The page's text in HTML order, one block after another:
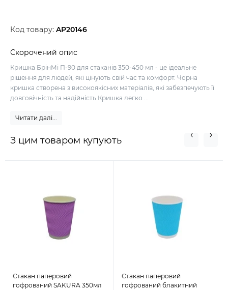
Код товару: AP20146
Скорочений опис
Кришка БрінМі П-90 для стаканів 350-450 мл - це ідеальне
рішення для людей, які цінують свій час та комфорт. Чорна
кришка створена з високоякісних матеріалів, які забезпечують її
довговічність та надійність.Кришка легко ...
Читати далі...
З цим товаром купують
Стакан паперовий
гофрований SAKURA 350мл
Стакан паперовий
гофрований блакитний